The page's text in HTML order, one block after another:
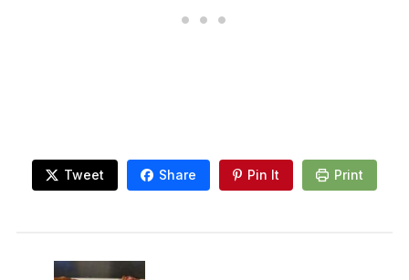
Tweet Share Pin It Print